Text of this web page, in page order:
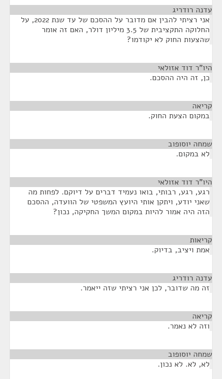
עדנה רודריג
אני רציתי להבין אם מדובר על ההסכם של עד שנת 2022, על
החלוקה התקציבית של 3.5 מיליון דולר, האם זה אומר
שהצעות החוק לא יקודמו?
היו"ר דוד אזולאי
כן, זה היה ההסכם.
קריאה
במקום הצעת החוק.
שמחה יוסופוב
לא במקום.
היו"ר דוד אזולאי
רגע, רגע, רבותי, בואו נעמיד דברים על דיוקם. לפחות מה
שאני יודע, ויתקן אותי היועץ המשפטי של הוועדה, ההסכם
הזה היה אמור להיות במקום המשך החקיקה, נכון?
קריאות
אמת ויציב, בדיוק.
עדנה רודריג
זה מה שדובר, לכן אני רציתי שזה ייאמר.
קריאה
וזה לא נאמר.
שמחה יוסופוב
לא, לא. לא נכון.